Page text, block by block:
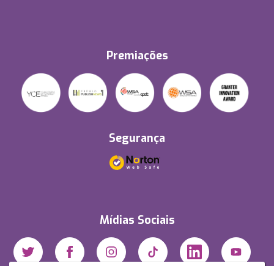
Premiações
Segurança
Mídias Sociais